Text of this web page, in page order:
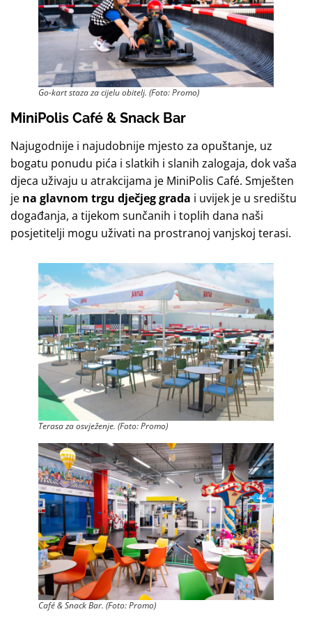
Go-kart staza za cijelu obitelj. (Foto: Promo)
MiniPolis Café & Snack Bar
Najugodnije i najudobnije mjesto za opuštanje, uz
bogatu ponudu pića i slatkih i slanih zalogaja, dok vaša
djeca uživaju u atrakcijama je MiniPolis Café. Smješten
je na glavnom trgu dječjeg grada i uvijek je u središtu
događanja, a tijekom sunčanih i toplih dana naši
posjetitelji mogu uživati na prostranoj vanjskoj terasi.
Terasa za osvježenje. (Foto: Promo)
Café & Snack Bar. (Foto: Promo)